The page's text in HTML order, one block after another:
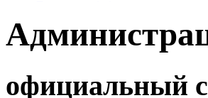
официальный